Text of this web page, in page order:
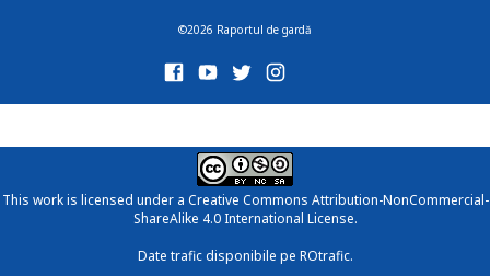
©2026 Raportul de gardă
This work is licensed under a Creative Commons Attribution-NonCommercial-
ShareAlike 4.0 International License.
Date trafic disponibile pe ROtrafic.